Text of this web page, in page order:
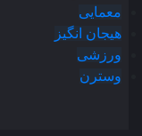
معمایی
هیجان انگیز
ورزشی
وسترن